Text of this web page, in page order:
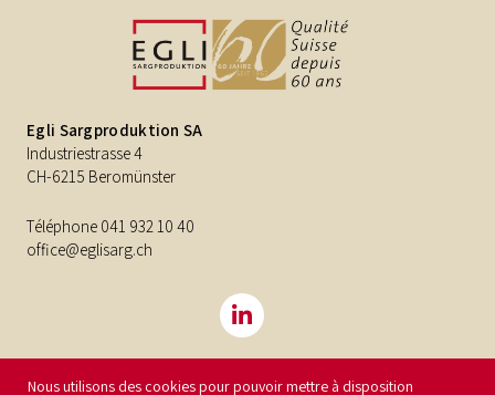
Egli Sargproduktion SA
Industriestrasse 4
CH-6215 Beromünster
Téléphone 041 932 10 40
office@eglisarg.ch
Nous utilisons des cookies pour pouvoir mettre à disposition